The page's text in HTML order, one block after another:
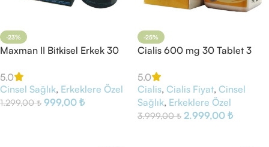
-23%
Maxman II Bitkisel Erkek 30
5.0
Cinsel Sağlık, Erkeklere Özel
1.299,00₺ 999,00 ₺
-25%
Cialis 600 mg 30 Tablet 3
5.0
Cialis, Cialis Fiyat, Cinsel
Sağlık, Erkeklere Özel
3.999,00₺ 2.999,00 ₺